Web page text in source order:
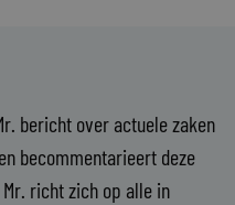
bericht over actuele zaken
becommentarieert deze
richt zich op alle in